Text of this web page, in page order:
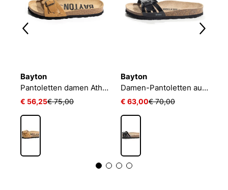
Bayton
Pantoletten damen Athena
€ 56,25€ 75,00
Bayton
Damen-Pantoletten aus Samt
€ 63,00€ 70,00